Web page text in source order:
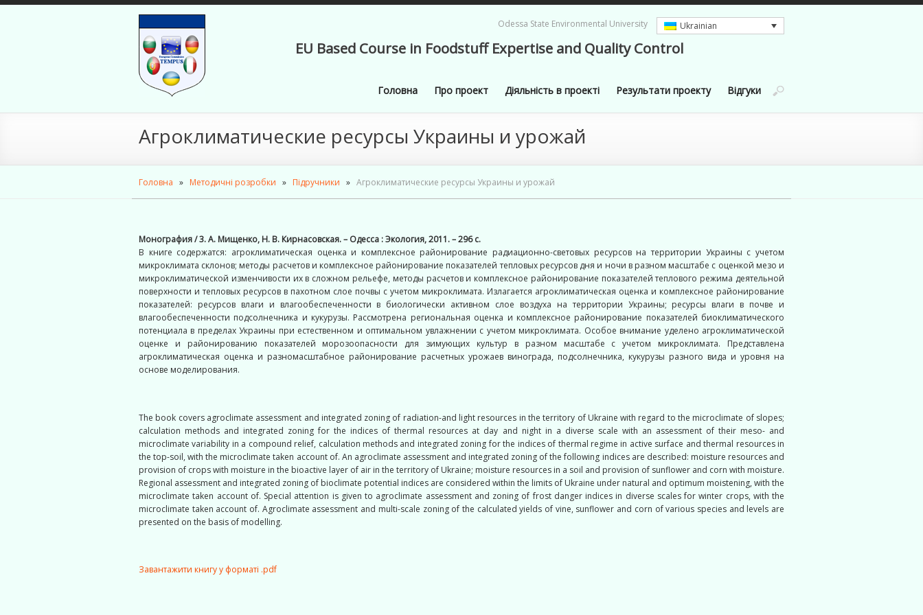
Odessa State Environmental University Ukrainian
EU Based Course in Foodstuff Expertise and Quality Control
Головна Про проект Діяльність в проекті Результати проекту Відгуки
Агроклиматические ресурсы Украины и урожай
Головна » Методичні розробки » Підручники » Агроклиматические ресурсы Украины и урожай
Монография / 3. А. Мищенко, Н. В. Кирнасовская. – Одесса : Экология, 2011. – 296 с.
В книге содержатся: агроклиматическая оценка и комплексное районирование радиационно-световых ресурсов на территории Украины с учетом
микроклимата склонов; методы расчетов и комплексное районирование показателей тепловых ресурсов дня и ночи в разном масштабе с оценкой мезо и
микроклиматической изменчивости их в сложном рельефе, методы расчетов и комплексное районирование показателей теплового режима деятельной
поверхности и тепловых ресурсов в пахотном слое почвы с учетом микроклимата. Излагается агроклиматическая оценка и комплексное районирование
показателей: ресурсов влаги и влагообеспеченности в биологически активном слое воздуха на территории Украины; ресурсы влаги в почве и
влагообеспеченности подсолнечника и кукурузы. Рассмотрена региональная оценка и комплексное районирование показателей биоклиматического
потенциала в пределах Украины при естественном и оптимальном увлажнении с учетом микроклимата. Особое внимание уделено агроклиматической
оценке и районированию показателей морозоопасности для зимующих культур в разном масштабе с учетом микроклимата. Представлена
агроклиматическая оценка и разномасштабное районирование расчетных урожаев винограда, подсолнечника, кукурузы разного вида и уровня на
основе моделирования.
The book covers agroclimate assessment and integrated zoning of radiation-and light resources in the territory of Ukraine with regard to the microclimate of slopes;
calculation methods and integrated zoning for the indices of thermal resources at day and night in a diverse scale with an assessment of their meso- and
microclimate variability in a compound relief, calculation methods and integrated zoning for the indices of thermal regime in active surface and thermal resources in
the top-soil, with the microclimate taken account of. An agroclimate assessment and integrated zoning of the following indices are described: moisture resources and
provision of crops with moisture in the bioactive layer of air in the territory of Ukraine; moisture resources in a soil and provision of sunflower and corn with moisture.
Regional assessment and integrated zoning of bioclimate potential indices are considered within the limits of Ukraine under natural and optimum moistening, with the
microclimate taken account of. Special attention is given to agroclimate assessment and zoning of frost danger indices in diverse scales for winter crops, with the
microclimate taken account of. Agroclimate assessment and multi-scale zoning of the calculated yields of vine, sunflower and corn of various species and levels are
presented on the basis of modelling.
Завантажити книгу у форматі .pdf